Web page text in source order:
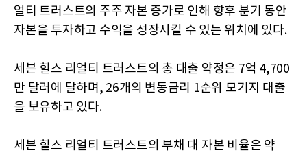
얼티 트러스트의 주주 자본 증가로 인해 향후 분기 동안
자본을 투자하고 수익을 성장시킬 수 있는 위치에 있다.
세븐 힐스 리얼티 트러스트의 총 대출 약정은 7억 4,700
만 달러에 달하며, 26개의 변동금리 1순위 모기지 대출
을 보유하고 있다.
세븐 힐스 리얼티 트러스트의 부채 대 자본 비율은 약